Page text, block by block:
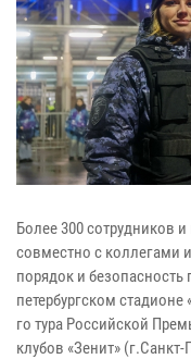
Более 300 сотрудников
совместно с коллегами
порядок и
петербургском
го тура Российской
клубов «Зенит»